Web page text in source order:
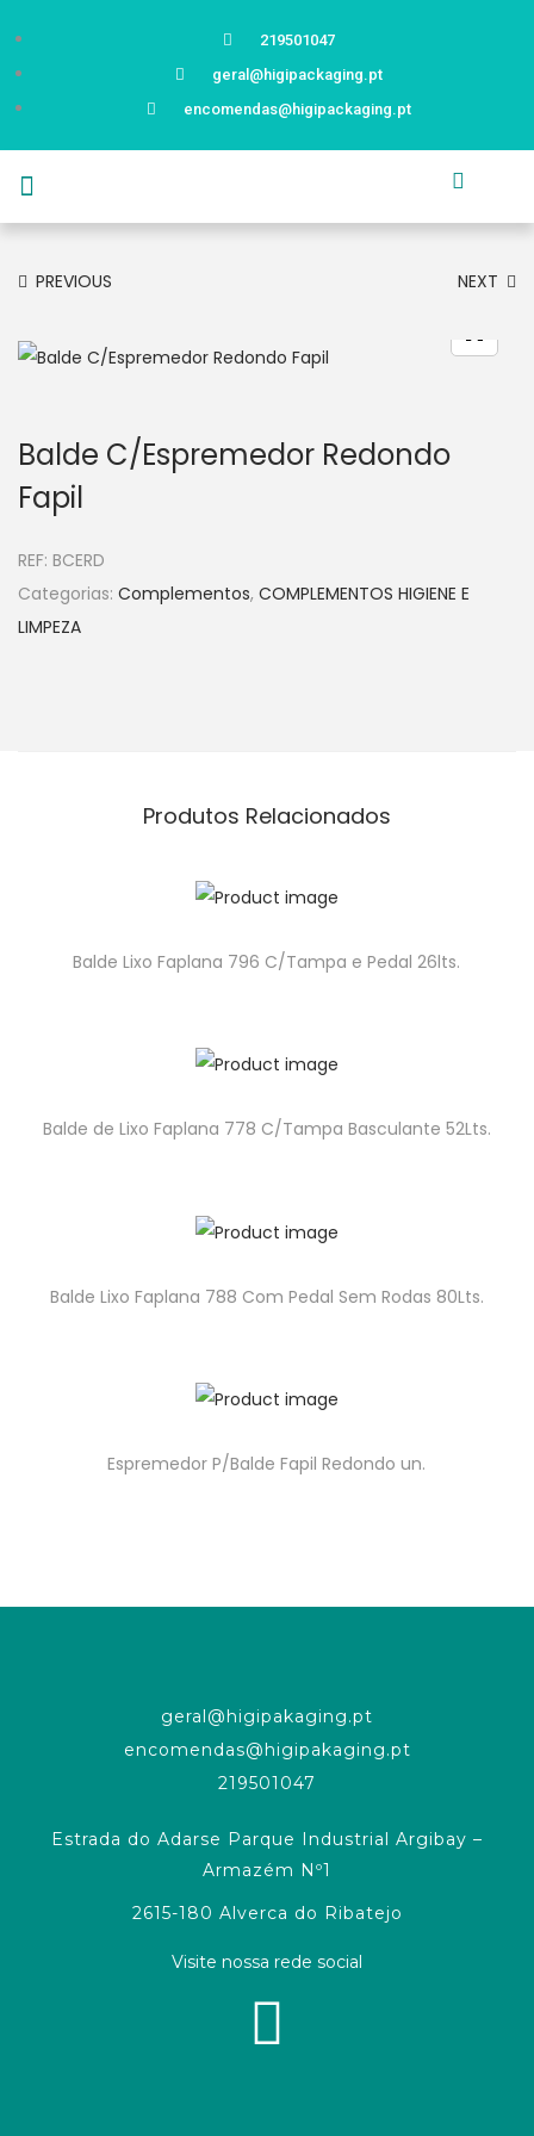
219501047
geral@higipackaging.pt
encomendas@higipackaging.pt
PREVIOUS NEXT
Balde C/Espremedor Redondo
Fapil
REF: BCERD
Categorias: Complementos, COMPLEMENTOS HIGIENE E
LIMPEZA
Produtos Relacionados
Balde Lixo Faplana 796 C/Tampa e Pedal 26lts.
Balde de Lixo Faplana 778 C/Tampa Basculante 52Lts.
Balde Lixo Faplana 788 Com Pedal Sem Rodas 80Lts.
Espremedor P/Balde Fapil Redondo un.
geral@higipakaging.pt
encomendas@higipakaging.pt
219501047
Estrada do Adarse Parque Industrial Argibay –
Armazém Nº1
2615-180 Alverca do Ribatejo
Visite nossa rede social